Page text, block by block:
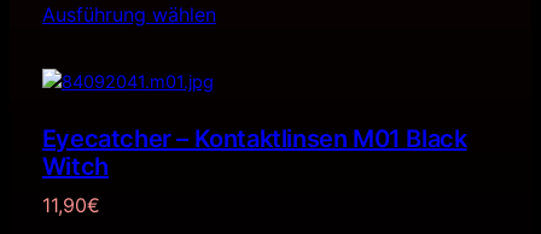
Ausführung wählen
Eyecatcher – Kontaktlinsen M01 Black
Witch
11,90€